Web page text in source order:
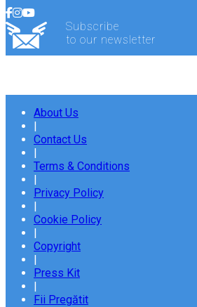
Subscribe
to our newsletter
About Us
|
Contact Us
|
Terms & Conditions
|
Privacy Policy
|
Cookie Policy
|
Copyright
|
Press Kit
|
Fii Pregătit